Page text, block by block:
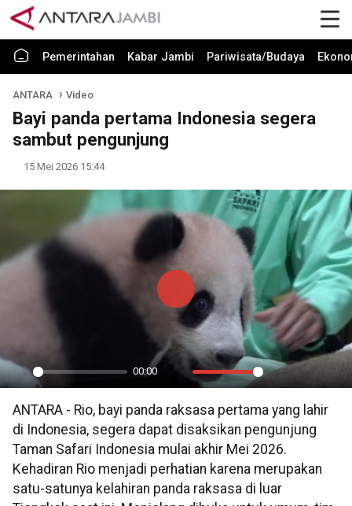
Pemerintahan Kabar Jambi Pariwisata/Budaya
ANTARA Video
Bayi panda pertama Indonesia segera
sambut pengunjung
15 Mei 2026 15:44
Play
00:00
Mute Settings
PIP
Play
ANTARA - Rio, bayi panda raksasa pertama yang lahir
di Indonesia, segera dapat disaksikan pengunjung
Taman Safari Indonesia mulai akhir Mei 2026.
Kehadiran Rio menjadi perhatian karena merupakan
satu-satunya kelahiran panda raksasa di luar